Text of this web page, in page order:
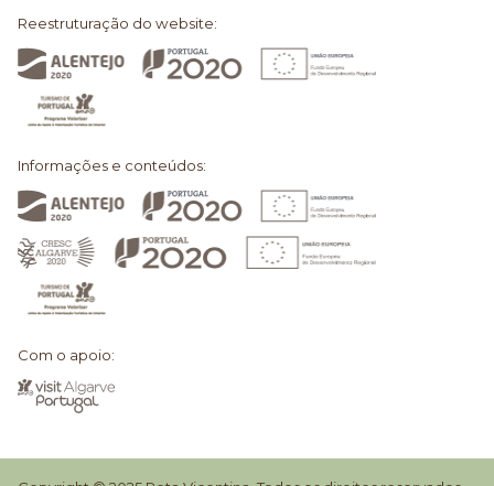
Reestruturação do website:
Informações e conteúdos:
Com o apoio: